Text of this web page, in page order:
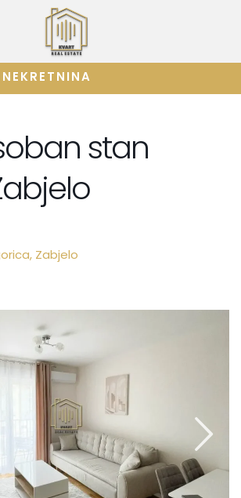
stan
, Zabjelo